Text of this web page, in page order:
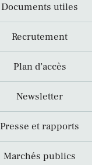
Documents utiles
Recrutement
Plan d’accès
Newsletter
Presse et rapports
Marchés publics